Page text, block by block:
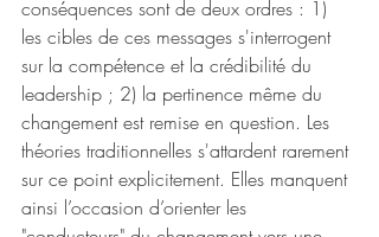
conséquences sont de deux ordres : 1)
les cibles de ces messages s'interrogent
sur la compétence et la crédibilité du
leadership ; 2) la pertinence même du
changement est remise en question. Les
théories traditionnelles s'attardent rarement
sur ce point explicitement. Elles manquent
ainsi l’occasion d’orienter les